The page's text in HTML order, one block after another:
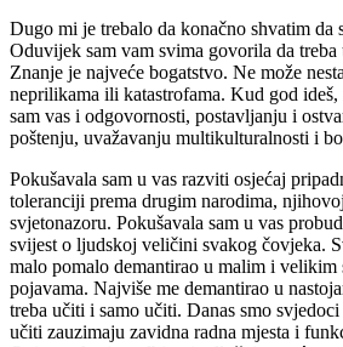
Dugo mi je trebalo da konačno shvatim da
Oduvijek sam vam svima govorila da
Znanje je najveće bogatstvo. Ne može
neprilikama ili katastrofama. Kud god ideš,
sam vas i odgovornosti, postavljanju i
poštenju, uvažavanju multikulturalnosti i
Pokušavala sam u vas razviti osjećaj
toleranciji prema drugim narodima,
svjetonazoru. Pokušavala sam u vas
svijest o ljudskoj veličini svakog čovjeka.
malo pomalo demantirao u malim i velikim
pojavama. Najviše me demantirao u
treba učiti i samo učiti. Danas smo
učiti zauzimaju zavidna radna mjesta i